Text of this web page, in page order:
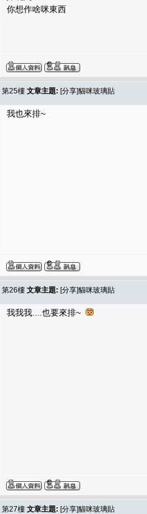
你想作啥咪東西
第25樓 文章主題: [分享]貓咪玻璃貼
我也來排~
第26樓 文章主題: [分享]貓咪玻璃貼
我我我....也要來排~
第27樓 文章主題: [分享]貓咪玻璃貼